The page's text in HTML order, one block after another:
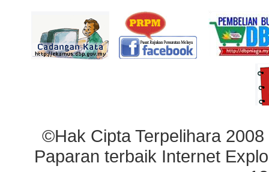
©Hak Cipta Terpelihara
Paparan terbaik Internet